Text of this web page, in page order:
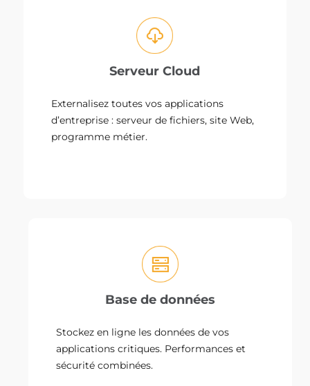
Serveur Cloud
Externalisez toutes vos applications
d’entreprise : serveur de fichiers, site Web,
programme métier.
Base de données
Stockez en ligne les données de vos
applications critiques. Performances et
sécurité combinées.